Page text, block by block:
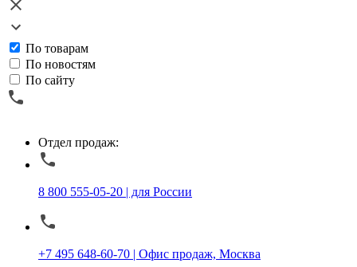
По товарам
По новостям
По сайту
Отдел продаж:
8 800 555-05-20 | для России
+7 495 648-60-70 | Офис продаж, Москва